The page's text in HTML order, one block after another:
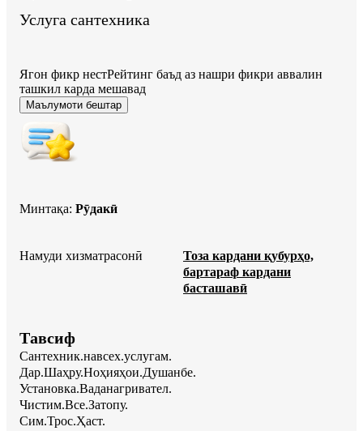
Услуга сантехника
Ягон фикр нестРейтинг баъд аз нашри фикри аввалин
ташкил карда мешавад
Маълумоти бештар
Минтақа: Рӯдакӣ
Намуди хизматрасонӣ
Тоза кардани қубурҳо,
бартараф кардани
басташавӣ
Тавсиф
Сантехник.навсех.услугам.
Дар.Шаҳру.Ноҳияҳои.Душанбе.
Установка.Ваданагривател.
Чистим.Все.Затопу.
Сим.Трос.Ҳаст.